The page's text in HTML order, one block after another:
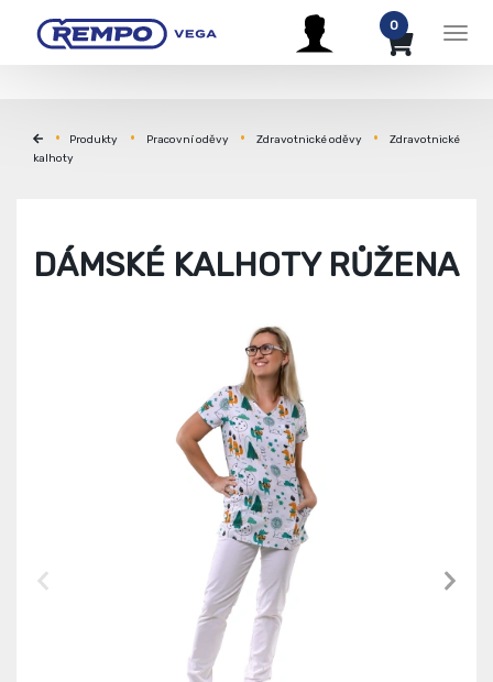
0
Produkty Pracovní oděvy Zdravotnické oděvy
Zdravotnické
kalhoty
DÁMSKÉ KALHOTY RŮŽENA